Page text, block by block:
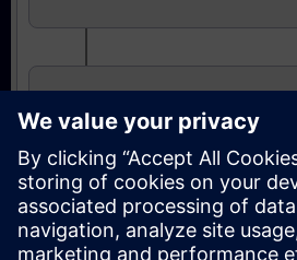
Expertnivå: kurser